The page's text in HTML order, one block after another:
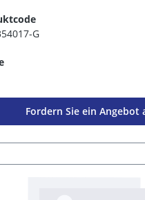
G
Fordern Sie ein Angebot